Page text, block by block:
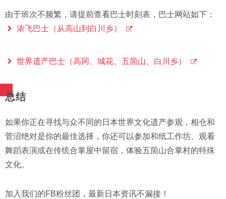
由于班次不频繁，请提前查看巴士时刻表，巴士网站如下：
浓飞巴士（从高山到白川乡）
世界遗产巴士（高冈、城花、五箇山、白川乡）
总结
如果你正在寻找与众不同的日本世界文化遗产参观，相仓和
菅沼绝对是你的最佳选择，你还可以参加和纸工作坊、观看
舞蹈表演或在传统合掌屋中留宿，体验五箇山合掌村的特殊
文化。
加入我们的FB粉丝团，最新日本资讯不漏接！